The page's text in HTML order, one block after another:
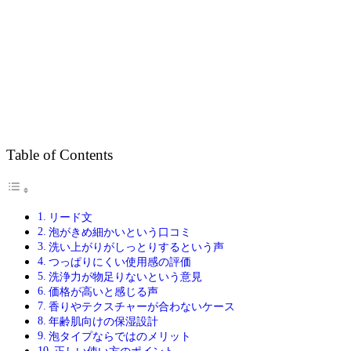
Table of Contents
リード文
泡がきめ細かいという口コミ
洗い上がりがしっとりするという声
つっぱりにくい使用感の評価
洗浄力が物足りないという意見
価格が高いと感じる声
香りやテクスチャーが合わないケース
年齢肌向けの保湿設計
泡タイプならではのメリット